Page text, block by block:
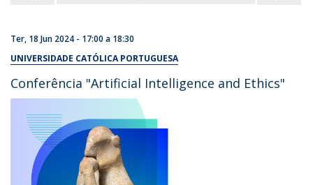
Ter, 18 Jun 2024 - 17:00 a 18:30
UNIVERSIDADE CATÓLICA PORTUGUESA
Conferência "Artificial Intelligence and Ethics"